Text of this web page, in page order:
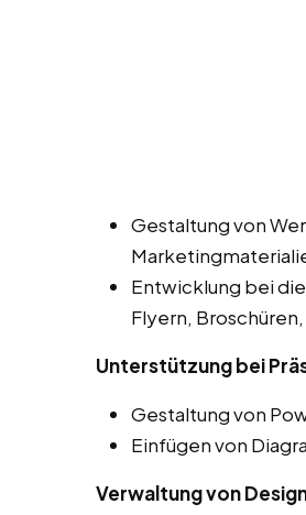
Gestaltung von
Entwicklung bei
Flyern,
Unterstützung bei
Gestaltung von
Einfügen von
Verwaltung von